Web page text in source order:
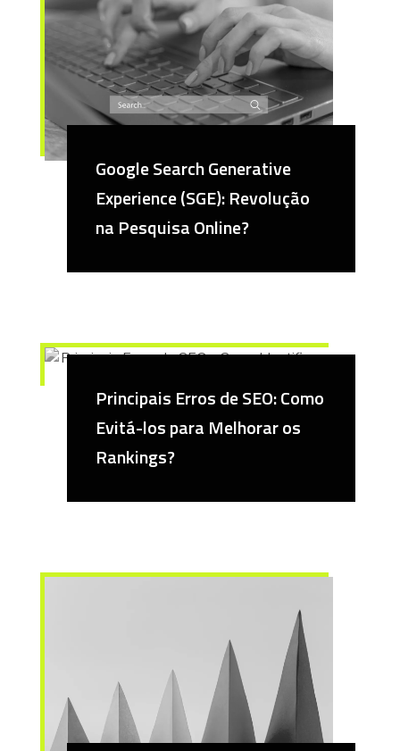
Google Search Generative
Experience (SGE): Revolução
na Pesquisa Online?
Principais Erros de SEO: Como
Evitá-los para Melhorar os
Rankings?